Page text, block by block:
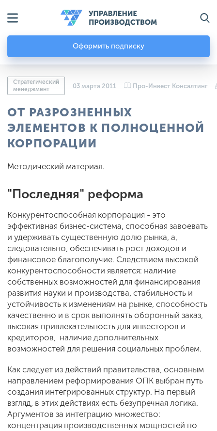
Оформить подписку
Стратегический
менеджмент
03 марта 2011 Про-Инвест Консалтинг
ОТ РАЗРОЗНЕННЫХ
ЭЛЕМЕНТОВ К ПОЛНОЦЕННОЙ
КОРПОРАЦИИ
Методический материал.
"Последняя" реформа
Конкурентоспособная корпорация - это
эффективная бизнес-система, способная завоевать
и удерживать существенную долю рынка, а,
следовательно, обеспечивать рост доходов и
финансовое благополучие. Следствием высокой
конкурентоспособности является: наличие
собственных возможностей для финансирования
развития науки и производства, стабильность и
устойчивость к изменениям на рынке, способность
качественно и в срок выполнять оборонный заказ,
высокая привлекательность для инвесторов и
кредиторов, наличие дополнительных
возможностей для решения социальных проблем.
Как следует из действий правительства, основным
направлением реформирования ОПК выбран путь
создания интегрированных структур. На первый
взгляд, в этих действиях есть безупречная логика.
Аргументов за интеграцию множество:
концентрация производственных мощностей по